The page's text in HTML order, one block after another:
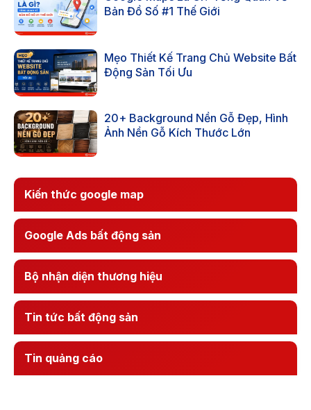
Bản Đồ Số #1 Thế Giới
Mẹo Thiết Kế Trang Chủ Website Bất
Động Sản Tối Ưu
20+ Background Nền Gỗ Đẹp, Hình
Ảnh Nền Gỗ Kích Thước Lớn
Kiến thức google map
Google Ads bất động sản
Bộ nhận diện thương hiệu
Tin tức bất động sản
Tin quảng cáo